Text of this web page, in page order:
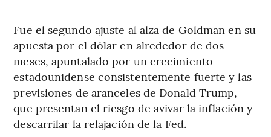
Fue el segundo ajuste al alza de Goldman en su
apuesta por el dólar en alrededor de dos
meses, apuntalado por un crecimiento
estadounidense consistentemente fuerte y las
previsiones de aranceles de Donald Trump,
que presentan el riesgo de avivar la inflación y
descarrilar la relajación de la Fed.